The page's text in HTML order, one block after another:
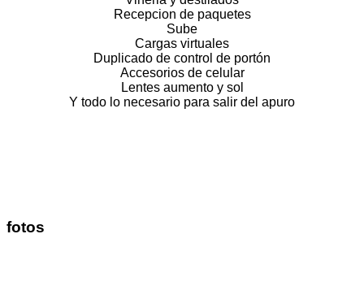
Recepcion de paquetes
Sube
Cargas virtuales
Duplicado de control de portón
Accesorios de celular
Lentes aumento y sol
Y todo lo necesario para salir del apuro
fotos